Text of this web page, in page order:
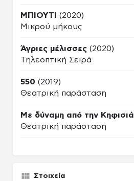
ΜΠΙΟΥΤΙ
(2020)
Μικρού μήκους
Άγριες μέλισσες (2020)
Τηλεοπτική Σειρά
550 (2019)
Θεατρική παράσταση
Με δύναμη από την Κηφισιά
Θεατρική παράσταση
Στοιχεία